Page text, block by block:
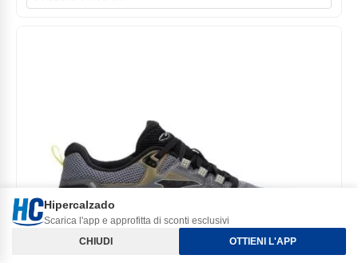
Ordinamento e Filtri
Hipercalzado
Scarica l'app e approfitta di sconti esclusivi
CHIUDI
OTTIENI L'APP